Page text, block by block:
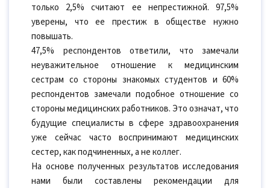
только 2,5% считают ее непрестижной. 97,5%
уверены, что ее престиж в обществе нужно
повышать.
47,5% респондентов ответили, что замечали
неуважительное отношение к медицинским
сестрам со стороны знакомых студентов и 60%
респондентов замечали подобное отношение со
стороны медицинских работников. Это означат, что
будущие специалисты в сфере здравоохранения
уже сейчас часто воспринимают медицинских
сестер, как подчиненных, а не коллег.
На основе полученных результатов исследования
нами были составлены рекомендации для